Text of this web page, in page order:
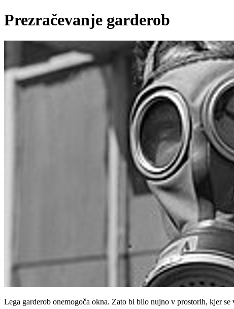
Prezračevanje garderob
Lega garderob onemogoča okna. Zato bi bilo nujno v prostorih, kjer